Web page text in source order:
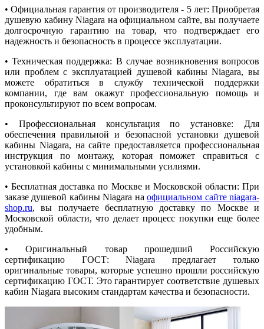
• Официальная гарантия от производителя - 5 лет: Приобретая
душевую кабину Niagara на официальном сайте, вы получаете
долгосрочную гарантию на товар, что подтверждает его
надежность и безопасность в процессе эксплуатации.
• Техническая поддержка: В случае возникновения вопросов
или проблем с эксплуатацией душевой кабины Niagara, вы
можете обратиться в службу технической поддержки
компании, где вам окажут профессиональную помощь и
проконсультируют по всем вопросам.
• Профессиональная консультация по установке: Для
обеспечения правильной и безопасной установки душевой
кабины Niagara, на сайте предоставляется профессиональная
инструкция по монтажу, которая поможет справиться с
установкой кабины с минимальными усилиями.
• Бесплатная доставка по Москве и Московской области: При
заказе душевой кабины Niagara наофициальном сайте niagara-
shop.ru, вы получаете бесплатную доставку по Москве и
Московской области, что делает процесс покупки еще более
удобным.
• Оригинальный товар прошедший Российскую
сертификацию ГОСТ: Niagara предлагает только
оригинальные товары, которые успешно прошли российскую
сертификацию ГОСТ. Это гарантирует соответствие душевых
кабин Niagara высоким стандартам качества и безопасности.